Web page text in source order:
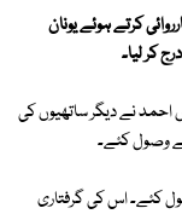
کرتے ہوئے یونان
کر لیا۔
احمد نے دیگر ساتھیوں کی
وصول کئے۔
لئے 23 لاکھ روپے وصول کئے۔ اس کی گرفتاری